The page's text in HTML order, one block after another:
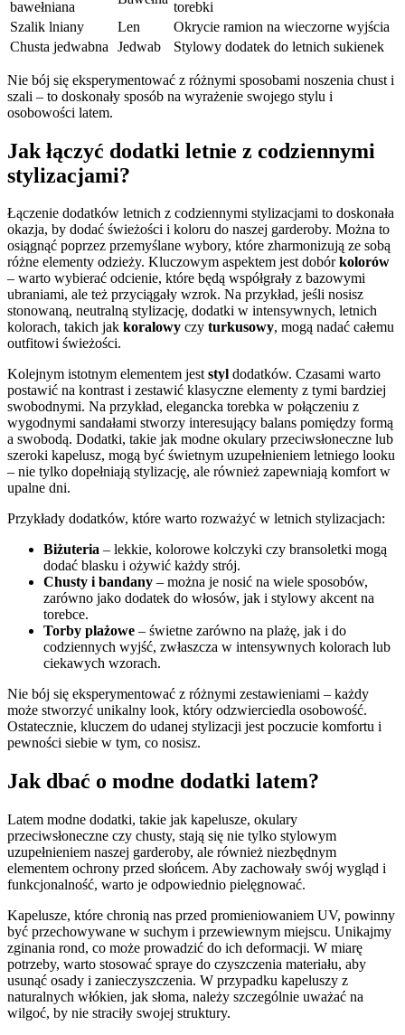
bawełniana
torebki
Szalik lniany
Len
Okrycie ramion na wieczorne wyjścia
Chusta jedwabna
Jedwab Stylowy dodatek do letnich sukienek
Nie bój się eksperymentować z różnymi sposobami noszenia chust i
szali – to doskonały sposób na wyrażenie swojego stylu i
osobowości latem.
Jak łączyć dodatki letnie z codziennymi
stylizacjami?
Łączenie dodatków letnich z codziennymi stylizacjami to doskonała
okazja, by dodać świeżości i koloru do naszej garderoby. Można to
osiągnąć poprzez przemyślane wybory, które zharmonizują ze sobą
różne elementy odzieży. Kluczowym aspektem jest dobórkolorów
– warto wybierać odcienie, które będą współgrały z bazowymi
ubraniami, ale też przyciągały wzrok. Na przykład, jeśli nosisz
stonowaną, neutralną stylizację, dodatki w intensywnych, letnich
kolorach, takich jak koralowy czy turkusowy, mogą nadać całemu
outfitowi świeżości.
Kolejnym istotnym elementem jeststyl dodatków. Czasami warto
postawić na kontrast i zestawić klasyczne elementy z tymi bardziej
swobodnymi. Na przykład, elegancka torebka w połączeniu z
wygodnymi sandałami stworzy interesujący balans pomiędzy formą
a swobodą. Dodatki, takie jak modne okulary przeciwsłoneczne lub
szeroki kapelusz, mogą być świetnym uzupełnieniem letniego looku
– nie tylko dopełniają stylizację, ale również zapewniają komfort w
upalne dni.
Przykłady dodatków, które warto rozważyć w letnich stylizacjach:
Biżuteria – lekkie, kolorowe kolczyki czy bransoletki mogą
dodać blasku i ożywić każdy strój.
Chusty i bandany – można je nosić na wiele sposobów,
zarówno jako dodatek do włosów, jak i stylowy akcent na
torebce.
Torby plażowe – świetne zarówno na plażę, jak i do
codziennych wyjść, zwłaszcza w intensywnych kolorach lub
ciekawych wzorach.
Nie bój się eksperymentować z różnymi zestawieniami – każdy
może stworzyć unikalny look, który odzwierciedla osobowość.
Ostatecznie, kluczem do udanej stylizacji jest poczucie komfortu i
pewności siebie w tym, co nosisz.
Jak dbać o modne dodatki latem?
Latem modne dodatki, takie jak kapelusze, okulary
przeciwsłoneczne czy chusty, stają się nie tylko stylowym
uzupełnieniem naszej garderoby, ale również niezbędnym
elementem ochrony przed słońcem. Aby zachowały swój wygląd i
funkcjonalność, warto je odpowiednio pielęgnować.
Kapelusze, które chronią nas przed promieniowaniem UV, powinny
być przechowywane w suchym i przewiewnym miejscu. Unikajmy
zginania rond, co może prowadzić do ich deformacji. W miarę
potrzeby, warto stosować spraye do czyszczenia materiału, aby
usunąć osady i zanieczyszczenia. W przypadku kapeluszy z
naturalnych włókien, jak słoma, należy szczególnie uważać na
wilgoć, by nie straciły swojej struktury.